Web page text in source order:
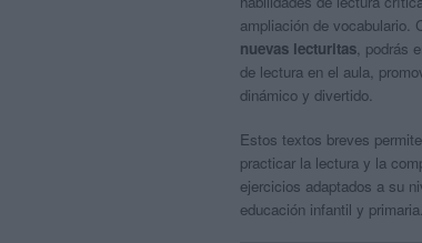
ampliación de vocabulario.
nuevas lecturitas, podrás
de lectura en el aula,
dinámico y divertido.
Estos textos breves
practicar la lectura y la
ejercicios adaptados a su
educación infantil y primaria.